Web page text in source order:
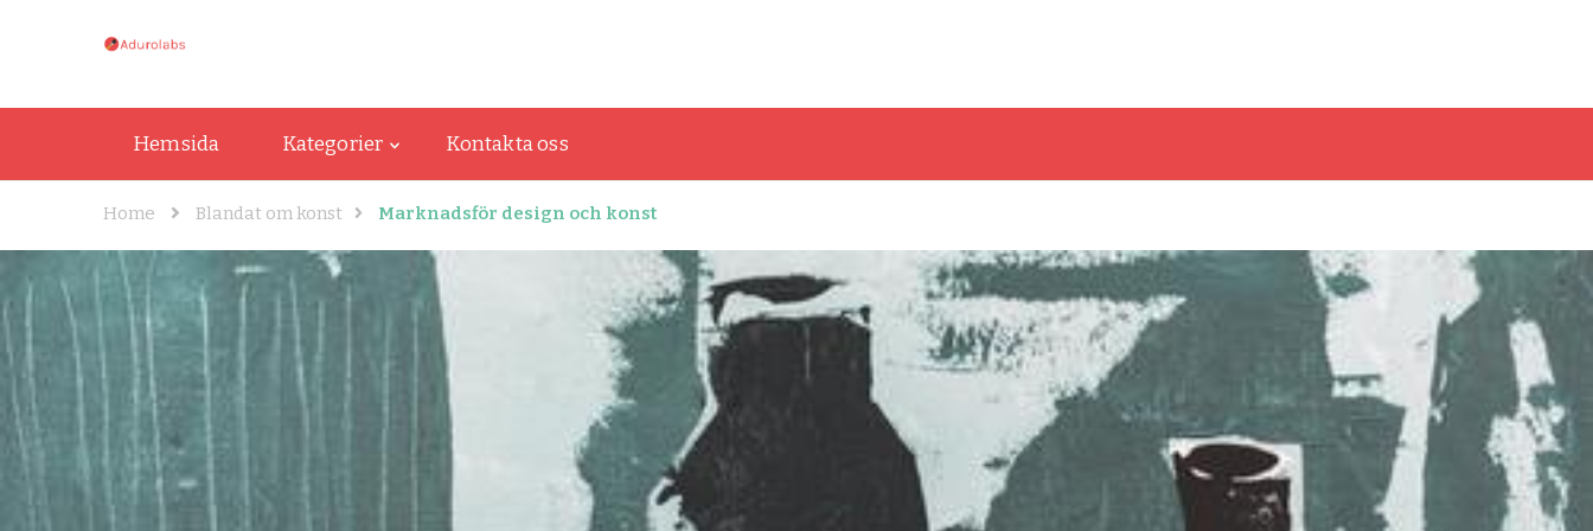
Hemsida Kategorier Kontakta oss
Home Blandat om konst Marknadsför design och konst